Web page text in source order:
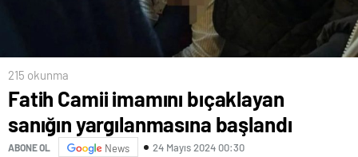
215 okunma
Fatih Camii imamını bıçaklayan
sanığın yargılanmasına başlandı
ABONE OL News 24 Mayıs 2024 00:30